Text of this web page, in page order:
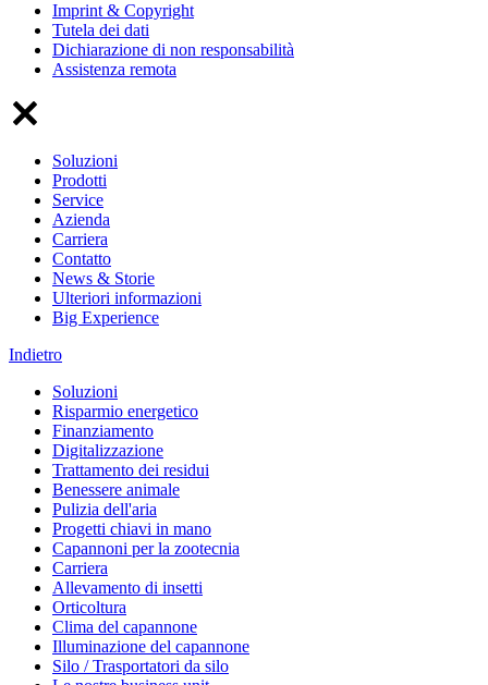
Imprint & Copyright
Tutela dei dati
Dichiarazione di non responsabilità
Assistenza remota
Soluzioni
Prodotti
Service
Azienda
Carriera
Contatto
News & Storie
Ulteriori informazioni
Big Experience
Indietro
Soluzioni
Risparmio energetico
Finanziamento
Digitalizzazione
Trattamento dei residui
Benessere animale
Pulizia dell'aria
Progetti chiavi in mano
Capannoni per la zootecnia
Carriera
Allevamento di insetti
Orticoltura
Clima del capannone
Illuminazione del capannone
Silo / Trasportatori da silo